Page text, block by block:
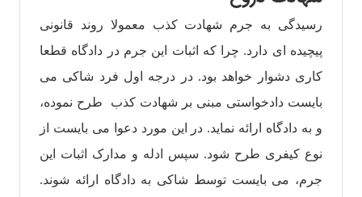
رسیدگی به جرم شهادت کذب معمولا روند قانونی
پیچیده ای دارد. چرا که اثبات این جرم در دادگاه قطعا
کاری دشوار خواهد بود. در درجه‌ اول فرد شاکی می
بايست دادخواستی مبنی بر شهادت کذب طرح نموده،
و به دادگاه ارائه نماید. در این مورد دعوا می بايست از
نوع کیفری طرح شود. سپس ادله و مدارک‌ اثبات این
جرم، می بايست توسط شاکی به دادگاه ارائه شوند.